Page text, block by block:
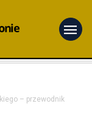
menu
– przewodnik